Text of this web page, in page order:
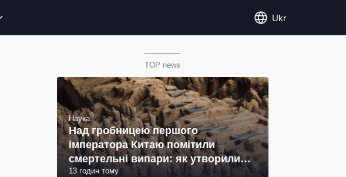
Ukr
TOP news
Наука
Над гробницею першого
імператора Китаю помітили
смертельні випари: як утворились
(фото)
13 годин тому